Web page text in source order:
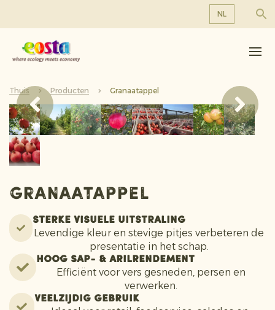
NL
NL
Over ons
Producten
Duurzaamheid
Nieuws & Persberichten
Werken bij Eosta
Thuis Producten Granaatappel
Granaatappel
Sterke Visuele Uitstraling
Levendige kleur en stevige pitjes verbeteren de
presentatie in het schap.
Hoog Sap- & Arilrendement
Efficiënt voor vers gesneden, persen en
verwerken.
Veelzijdig gebruik